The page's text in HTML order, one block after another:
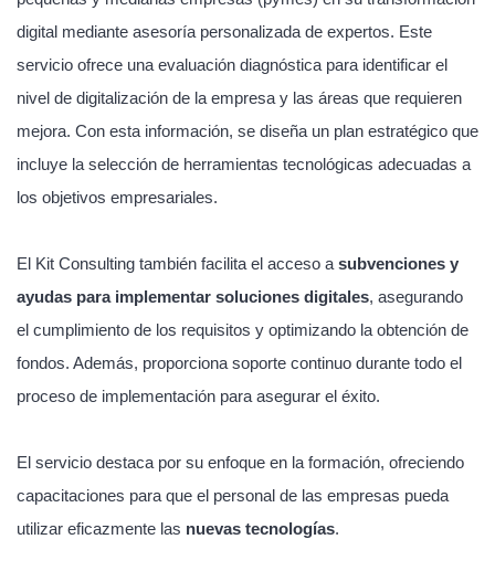
digital mediante asesoría personalizada de expertos. Este
servicio ofrece una evaluación diagnóstica para identificar el
nivel de digitalización de la empresa y las áreas que requieren
mejora. Con esta información, se diseña un plan estratégico que
incluye la selección de herramientas tecnológicas adecuadas a
los objetivos empresariales.
El Kit Consulting también facilita el acceso a subvenciones y
ayudas para implementar soluciones digitales, asegurando
el cumplimiento de los requisitos y optimizando la obtención de
fondos. Además, proporciona soporte continuo durante todo el
proceso de implementación para asegurar el éxito.
El servicio destaca por su enfoque en la formación, ofreciendo
capacitaciones para que el personal de las empresas pueda
utilizar eficazmente las nuevas tecnologías.